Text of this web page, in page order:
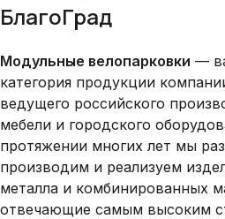
БлагоГрад
Модульные велопарковки —
категория продукции
ведущего российского
мебели и городского
протяжении многих лет мы
производим и реализуем
металла и комбинированных
отвечающие самым высоким